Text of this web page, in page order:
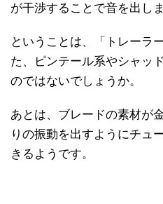
が干渉することで音を出しま
ということは、「トレーラ
た、ピンテール系やシャッ
のではないでしょうか。
あとは、ブレードの素材が
りの振動を出すようにチュ
きるようです。